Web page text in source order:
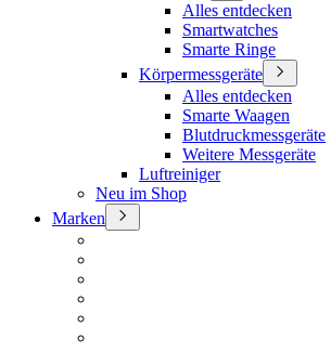
Alles entdecken
Smartwatches
Smarte Ringe
Körpermessgeräte
Alles entdecken
Smarte Waagen
Blutdruckmessgeräte
Weitere Messgeräte
Luftreiniger
Neu im Shop
Marken